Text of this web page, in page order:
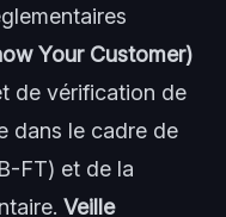
Your Customer)
de vérification de
dans le cadre de
FT) et de la
Veille